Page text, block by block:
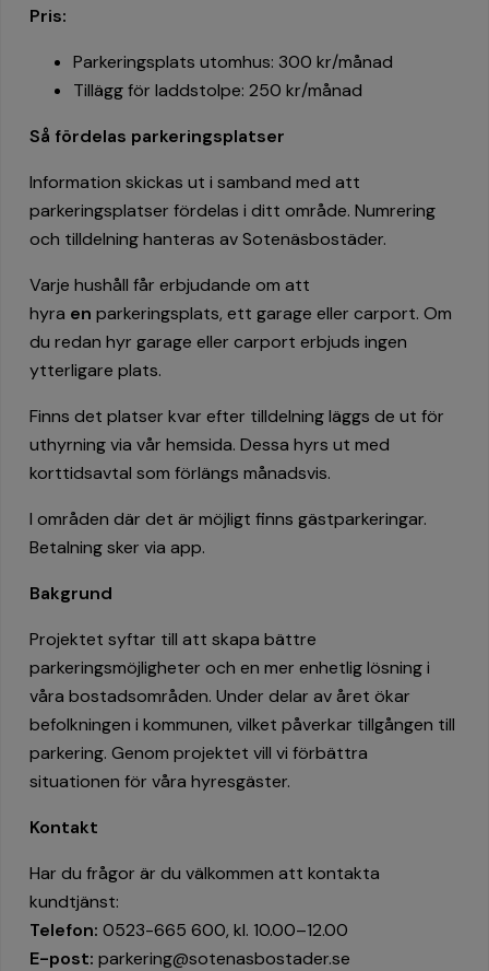
Pris:
Parkeringsplats utomhus: 300 kr/månad
Tillägg för laddstolpe: 250 kr/månad
Så fördelas parkeringsplatser
Information skickas ut i samband med att
parkeringsplatser fördelas i ditt område. Numrering
och tilldelning hanteras av Sotenäsbostäder.
Varje hushåll får erbjudande om att
hyra en parkeringsplats, ett garage eller carport. Om
du redan hyr garage eller carport erbjuds ingen
ytterligare plats.
Finns det platser kvar efter tilldelning läggs de ut för
uthyrning via vår hemsida. Dessa hyrs ut med
korttidsavtal som förlängs månadsvis.
I områden där det är möjligt finns gästparkeringar.
Betalning sker via app.
Bakgrund
Projektet syftar till att skapa bättre
parkeringsmöjligheter och en mer enhetlig lösning i
våra bostadsområden. Under delar av året ökar
befolkningen i kommunen, vilket påverkar tillgången till
parkering. Genom projektet vill vi förbättra
situationen för våra hyresgäster.
Kontakt
Har du frågor är du välkommen att kontakta
kundtjänst:
Telefon: 0523-665 600, kl. 10.00–12.00
E-post: parkering@sotenasbostader.se